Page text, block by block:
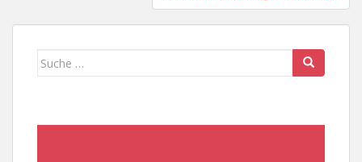
Suche